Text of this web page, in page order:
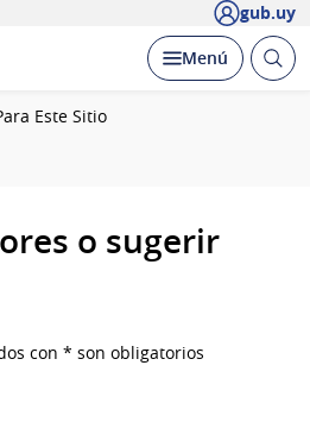
gub.uy
Desplegar
Menú Abrir
Este Sitio
o sugerir
con * son obligatorios